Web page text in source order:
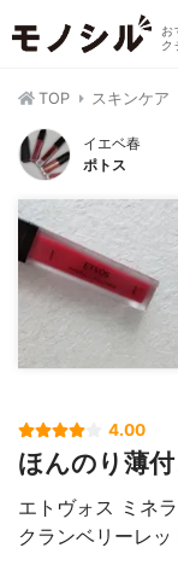
お
ク
TOP スキンケア
イエベ春
ポトス
4.00
ほんのり薄
エトヴォス ミネ
クランベリーレッ